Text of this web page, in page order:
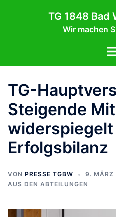
TG 1848 Bad
Wir machen
TG-
Steigende
widerspiegelt
Erfolgsbilanz
VON PRESSE TGBW
9. MÄRZ
AUS DEN ABTEILUNGEN